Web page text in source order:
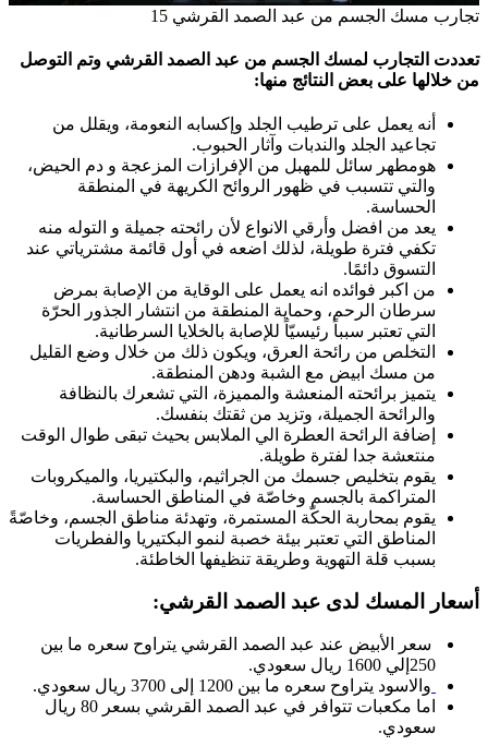
تجارب مسك الجسم من عبد الصمد القرشي 15
تعددت التجارب لمسك الجسم من عبد الصمد القرشي وتم التوصل
من خلالها على بعض النتائج منها:
أنه يعمل على ترطيب الجلد وإكسابه النعومة، ويقلل من
تجاعيد الجلد والندبات وآثار الحبوب.
هومطهر سائل للمهبل من الإفرازات المزعجة و دم الحيض،
والتي تتسبب في ظهور الروائح الكريهة في المنطقة
الحساسة.
يعد من افضل وأرقي الانواع لأن رائحته جميلة و التوله منه
تكفي فترة طويلة، لذلك اضعه في أول قائمة مشترياتي عند
التسوق دائمًا.
من اكبر فوائده انه يعمل على الوقاية من الإصابة بمرض
سرطان الرحم، وحماية المنطقة من انتشار الجذور الحرّة
التي تعتبر سبباً رئيسيّاً للإصابة بالخلايا السرطانية.
التخلص من رائحة العرق، ويكون ذلك من خلال وضع القليل
من مسك ابيض مع الشبة ودهن المنطقة.
يتميز برائحته المنعشة والمميزة، التي تشعرك بالنظافة
والرائحة الجميلة، وتزيد من ثقتك بنفسك.
إضافة الرائحة العطرة الي الملابس بحيث تبقى طوال الوقت
منتعشة جدا لفترة طويلة.
يقوم بتخليص جسمك من الجراثيم، والبكتيريا، والميكروبات
المتراكمة بالجسم وخاصّة في المناطق الحساسة.
يقوم بمحاربة الحكّة المستمرة، وتهدئة مناطق الجسم، وخاصّةً
المناطق التي تعتبر بيئة خصبة لنمو البكتيريا والفطريات
بسبب قلة التهوية وطريقة تنظيفها الخاطئة.
أسعار المسك لدى عبد الصمد القرشي:
سعر الأبيض عند عبد الصمد القرشي يتراوح سعره ما بين
250إلي 1600 ريال سعودي.
والاسود يتراوح سعره ما بين 1200 إلى 3700 ريال سعودي.
اما مكعبات تتوافر في عبد الصمد القرشي بسعر 80 ريال
سعودي.